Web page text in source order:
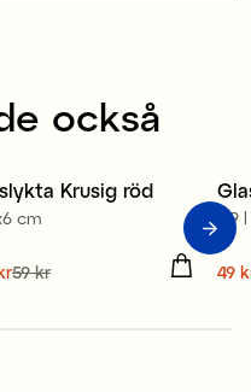
också
Krusig röd
cm
pris
59 kr
0,9 l
49